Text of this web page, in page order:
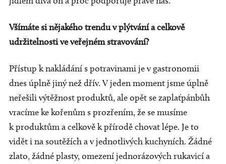
Všímáte si nějakého trendu v plýtvání a celkově
udržitelnosti ve veřejném stravování?
Přístup k nakládání s potravinami je v gastronomii
dnes úplně jiný než dřív. V jeden moment jsme úplně
neřešili výtěžnost produktů, ale opět se zaplaťpánbůh
vracíme ke kořenům s prozřením, že se musíme
k produktům a celkově k přírodě chovat lépe. Je to
vidět i na soutěžích a v jednotlivých kuchyních. Žádné
zlato, žádné plasty, omezení jednorázových rukavicí a